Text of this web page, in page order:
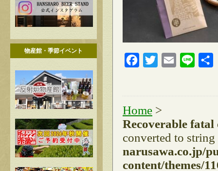
物産館・季節イベント
FacebookTwitter Email Line
Home >
Recoverable
converted to
narusawa.co.jp/
content/themes/